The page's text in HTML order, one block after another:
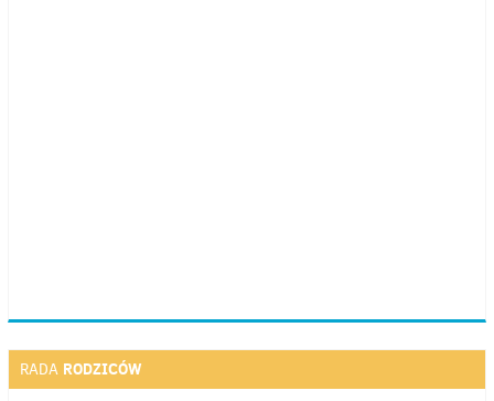
RADA RODZICÓW